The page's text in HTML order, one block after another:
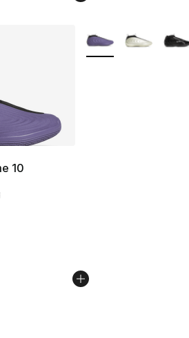
10
Plus de couleurs